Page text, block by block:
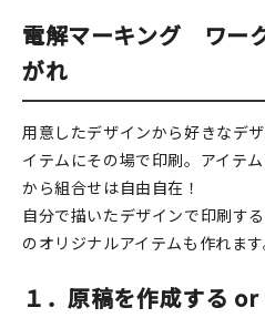
イベント・ワークショップ
おしらせ
マイアカウント
電解マーキング ワー
がれ
用意したデザインから好きなデ
イテムにその場で印刷。アイテ
から組合せは自由自在！
自分で描いたデザインで印刷す
のオリジナルアイテムも作れます
１．原稿を作成する